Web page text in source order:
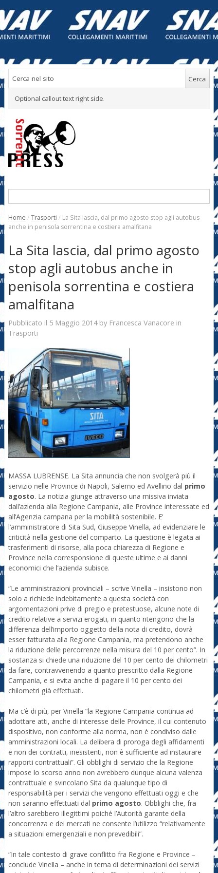
Optional callout text right side.
Home / Trasporti / La Sita lascia, dal primo agosto stop agli autobus
anche in penisola sorrentina e costiera amalfitana
La Sita lascia, dal primo agosto
stop agli autobus anche in
penisola sorrentina e costiera
amalfitana
Pubblicato il 5 Maggio 2014by Francesca Vanacore in
Trasporti
MASSA LUBRENSE. La Sita annuncia che non svolgerà più il
servizio nelle Province di Napoli, Salerno ed Avellino dal primo
agosto. La notizia giunge attraverso una missiva inviata
dall’azienda alla Regione Campania, alle Province interessate ed
all’Agenzia campana per la mobilità sostenibile. E’
l’amministratore di Sita Sud, Giuseppe Vinella, ad evidenziare le
criticità nella gestione del comparto. La questione è legata ai
trasferimenti di risorse, alla poca chiarezza di Regione e
Province nella corresponsione di queste ultime e ai danni
economici che l’azienda subisce.
“Le amministrazioni provinciali – scrive Vinella – insistono non
solo a richiede indebitamente a questa società con
argomentazioni prive di pregio e pretestuose, alcune note di
credito relative a servizi erogati, in quanto ritengono che la
differenza dell’importo oggetto della nota di credito, dovrà
esser fatturata alla Regione Campania, ma pretendono anche
la riduzione delle percorrenze nella misura del 10 per cento”. In
sostanza si chiede una riduzione del 10 per cento dei chilometri
da fare, contravvenendo a quanto prescritto dalla Regione
Campania, e si evita anche di pagare il 10 per cento dei
chilometri già effettuati.
Ma c’è di più, per Vinella “la Regione Campania continua ad
adottare atti, anche di interesse delle Province, il cui contenuto
dispositivo, non conforme alla norma, non è condiviso dalle
amministrazioni locali. La delibera di proroga degli affidamenti
e non dei contratti, inesistenti, non è sufficiente ad instaurare
rapporti contrattuali”. Gli obblighi di servizio che la Regione
impose lo scorso anno non avrebbero dunque alcuna valenza
contrattuale e svincolano Sita da qualunque tipo di
responsabilità per i servizi che vengono effettuati oggi e che
non saranno effettuati dal primo agosto. Obblighi che, fra
l’altro sarebbero illegittimi poiché l’Autorità garante della
concorrenza e dei mercati ne consente l’utilizzo “relativamente
a situazioni emergenziali e non prevedibili”.
“In tale contesto di grave conflitto fra Regione e Province –
conclude Vinella – anche in tema di determinazioni dei servizi